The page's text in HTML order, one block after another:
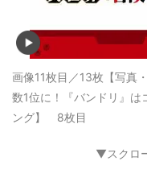
画像11枚目／13枚 【写真
数1位に！『バンドリ』は
ング】 8枚目
▼スクロ